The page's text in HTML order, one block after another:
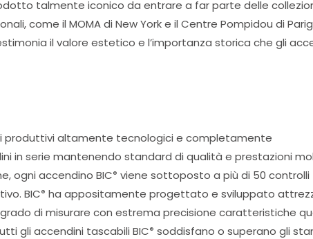
talmente iconico da entrare a far parte delle
come il MOMA di New York e il Centre Pompidou di
il valore estetico e l’importanza storica che gli
produttivi altamente tecnologici e completamente
in serie mantenendo standard di qualità e prestazioni
ogni accendino BIC® viene sottoposto a più di 50 controlli
BIC® ha appositamente progettato e sviluppato
di misurare con estrema precisione caratteristiche
gli accendini tascabili BIC® soddisfano o superano gli